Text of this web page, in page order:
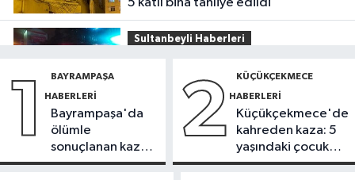
5 katlı bina tahliye edildi
Sultanbeyli Haberleri
merkezinde korkutan yangın
İstanbul Haberleri
şahsı bu yılın ilk 7 yılında yakalamış
1 BAYRAMPAŞA
HABERLERI
Bayrampaşa'da
ölümle
sonuçlanan kaza:
Sürücü
2 KÜÇÜKÇEKMECE
HABERLERI
Küçükçekmece'de
kahreden kaza: 5
yaşındaki çocuk
yoğun bakımda